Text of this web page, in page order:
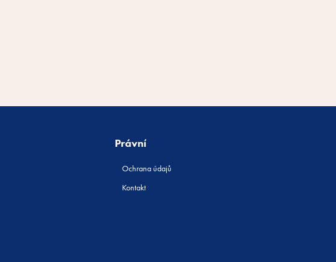
Právní
Ochrana údajů
Kontakt